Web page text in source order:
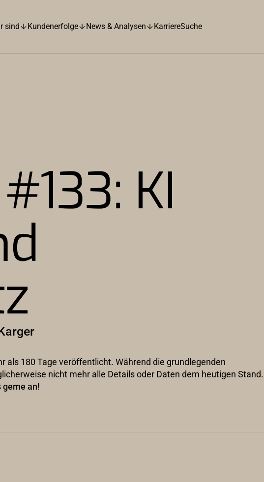
sind Kundenerfolge News & Analysen KarriereSuche
KI
als 180 Tage veröffentlicht. Während die grundlegenden
nicht mehr alle Details oder Daten dem heutigen Stand.
gerne an!